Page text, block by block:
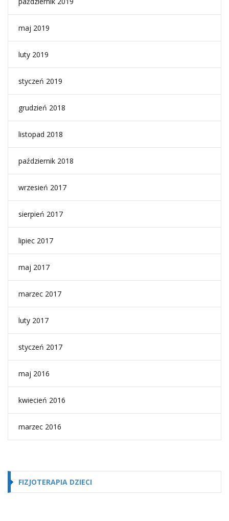
maj 2019
luty 2019
styczeń 2019
grudzień 2018
listopad 2018
październik 2018
wrzesień 2017
sierpień 2017
lipiec 2017
maj 2017
marzec 2017
luty 2017
styczeń 2017
maj 2016
kwiecień 2016
marzec 2016
FIZJOTERAPIA DZIECI